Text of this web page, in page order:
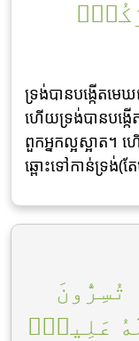
ទ្រង់បានបង្កើតម
ហើយទ្រង់បានបង្កើ
ពួកអ្នកល្អស្អាត។
ឆ្ពោះទៅកាន់ទ្រង់(
عَلِيمُۢ